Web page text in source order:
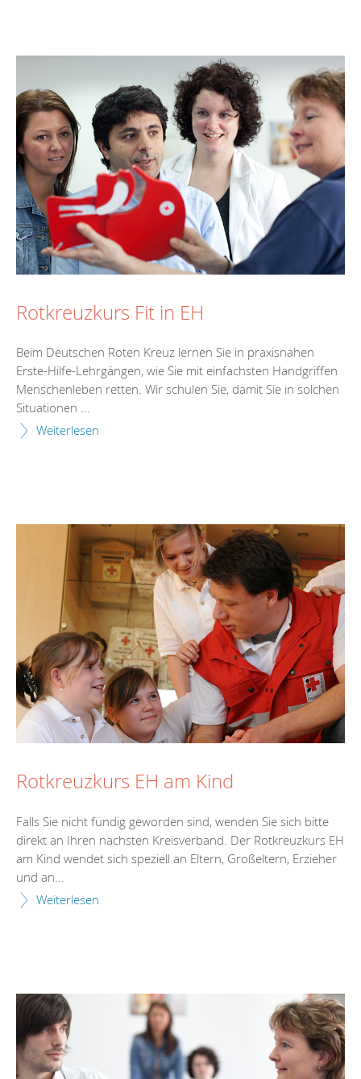
Rotkreuzkurs Fit in EH
Beim Deutschen Roten Kreuz lernen Sie in praxisnahen
Erste-Hilfe-Lehrgängen, wie Sie mit einfachsten Handgriffen
Menschenleben retten. Wir schulen Sie, damit Sie in solchen
Situationen ...
Weiterlesen
Rotkreuzkurs EH am Kind
Falls Sie nicht fündig geworden sind, wenden Sie sich bitte
direkt an Ihren nächsten Kreisverband. Der Rotkreuzkurs EH
am Kind wendet sich speziell an Eltern, Großeltern, Erzieher
und an...
Weiterlesen